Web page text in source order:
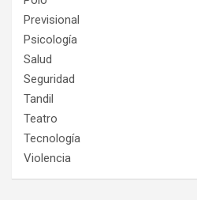
Previsional
Psicología
Salud
Seguridad
Tandil
Teatro
Tecnología
Violencia